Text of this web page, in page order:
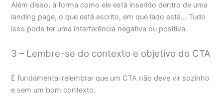
Além disso, a forma como ele está inserido dentro de uma
landing page, o que está escrito, em que lado está… Tudo
isso pode ter uma interferência negativa ou positiva.
3 – Lembre-se do contexto e objetivo do CTA
É fundamental relembrar que um CTA não deve vir sozinho
e sem um bom contexto.